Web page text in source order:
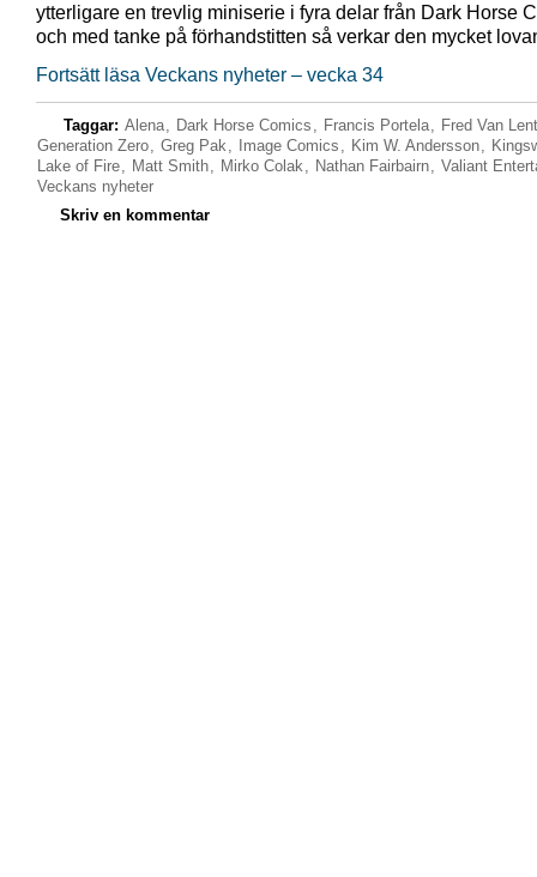
ytterligare en trevlig miniserie i fyra delar från Dark Horse
och med tanke på förhandstitten så verkar den mycket
Fortsätt läsa Veckans nyheter – vecka 34
Taggar: Alena, Dark Horse Comics , Francis Portela, Fred Van
Generation Zero, Greg Pak, Image Comics , Kim W. Andersson,
Lake of Fire, Matt Smith, Mirko Colak, Nathan Fairbairn, Valiant
Veckans nyheter
Skriv en kommentar